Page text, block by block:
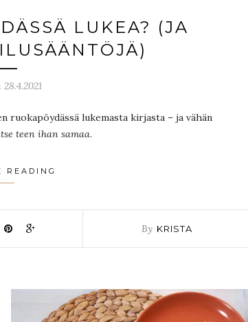
LUKEA? (JA
ruokapöydässä lukemasta kirjasta – ja vähän
teen ihan samaa.
READING
By KRISTA